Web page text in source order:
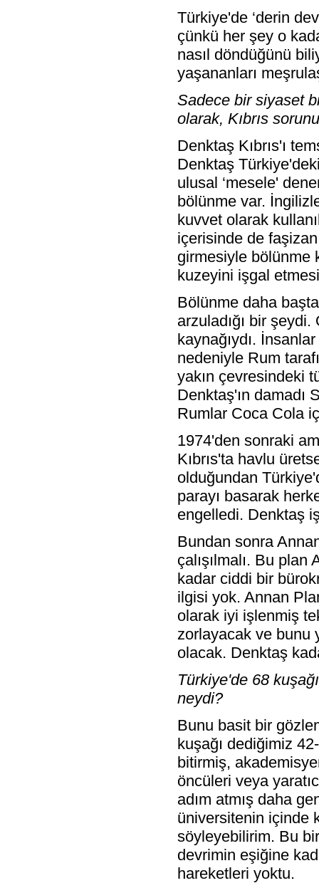
Türkiye'de ‘derin
çünkü her şey o
nasıl döndüğünü
yaşananları
Sadece bir siyaset
olarak, Kıbrıs
Denktaş Kıbrıs'ı
Denktaş
ulusal ‘mesele'
bölünme var.
kuvvet olarak
içerisinde de
girmesiyle bölünme
kuzeyini işgal
Bölünme daha
arzuladığı bir
kaynağıydı.
nedeniyle Rum
yakın çevresindeki
Denktaş'ın damadı
Rumlar Coca Cola
1974'den sonraki
Kıbrıs'ta havlu
olduğundan
parayı basarak
engelledi. Denktaş
Bundan sonra
çalışılmalı. Bu
kadar ciddi bir
ilgisi yok. Annan
olarak iyi işlenmiş
zorlayacak ve bunu
olacak. Denktaş
Türkiye'de 68
neydi?
Bunu basit bir
kuşağı dediğimiz
bitirmiş,
öncüleri veya
adım atmış daha
üniversitenin içinde
söyleyebilirim. Bu
devrimin eşiğine
hareketleri yoktu.